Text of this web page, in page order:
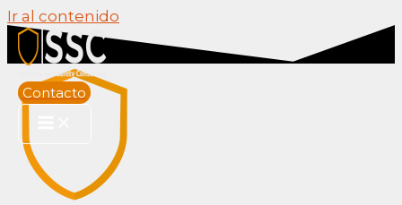
Ir al contenido
Contacto